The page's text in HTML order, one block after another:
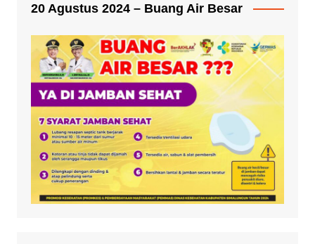
20 Agustus 2024 – Buang Air Besar